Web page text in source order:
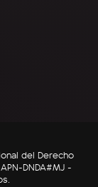
del Derecho
DNDA#MJ -